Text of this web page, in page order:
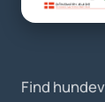
Find